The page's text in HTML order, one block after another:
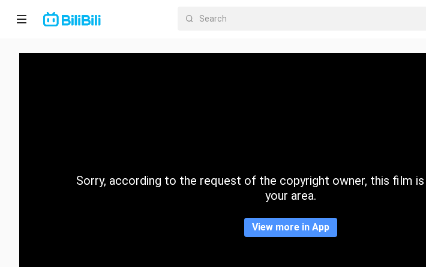
Home
CategorySorry, according to the request of the copyright owner, this film is
your area.
View more in App